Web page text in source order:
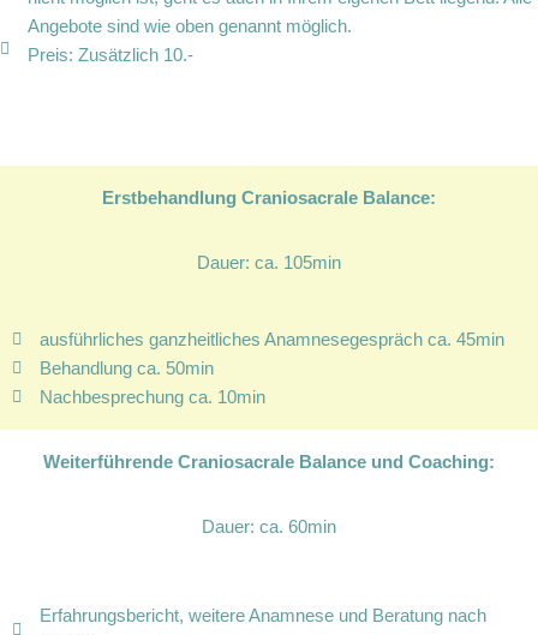
Angebote sind wie oben genannt möglich.
Preis: Zusätzlich 10.-
Erstbehandlung Craniosacrale Balance:
Dauer: ca. 105min
ausführliches ganzheitliches Anamnesegespräch ca. 45min
Behandlung ca. 50min
Nachbesprechung ca. 10min
Weiterführende Craniosacrale Balance und Coaching:
Dauer: ca. 60min
Erfahrungsbericht, weitere Anamnese und Beratung nach